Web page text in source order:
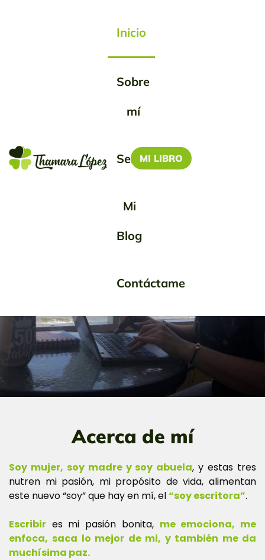
Inicio
Sobre
mí
Servicios
Mi
Blog
Contáctame
MI LIBRO
Soy La Writer
ATRAPÁNDOTE EN LETRAS
Acerca de mí
Soy mujer, soy madre y soy abuela, y estas tres
nutren mi pasión, mi propósito de vida, alimentan
este nuevo “soy” que hay en mí, el“soy escritora”.
Escribir es mi pasión bonita, me emociona, me
enfoca, saca lo mejor de mi, y también me da
muchísima paz.